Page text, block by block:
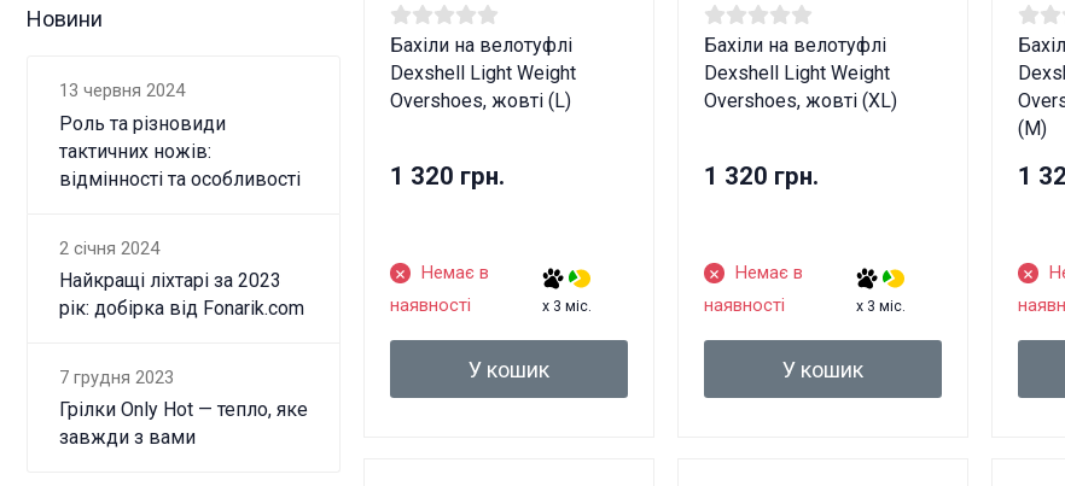
Новини
13 червня 2024
Роль та різновиди
тактичних ножів:
відмінності та особливості
2 січня 2024
Найкращі ліхтарі за 2023
рік: добірка від Fonarik.com
7 грудня 2023
Грілки Only Hot — тепло, яке
завжди з вами
Бахіли на велотуфлі
Dexshell Light Weight
Overshoes, жовті (L)
1 320 грн.
Немає в
наявності
x 3 міс.
У кошик
Бахіли на велотуфлі
Dexshell Light Weight
Overshoes, жовті (XL)
1 320 грн.
Немає в
наявності
x 3 міс.
У кошик
(M)
1